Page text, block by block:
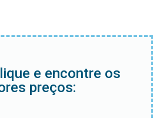
e encontre os
preços: